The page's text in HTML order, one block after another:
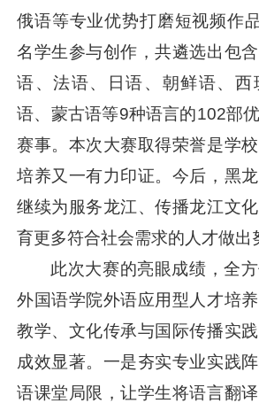
俄语等专业优势打磨短视频作
名学生参与创作，共遴选出包
语、法语、日语、朝鲜语、西
语、蒙古语等9种语言的102部
赛事。本次大赛取得荣誉是学
培养又一有力印证。今后，黑
继续为服务龙江、传播龙江文
育更多符合社会需求的人才做出
此次大赛的亮眼成绩，全
外国语学院外语应用型人才培
教学、文化传承与国际传播实
成效显著。一是夯实专业实践
语课堂局限，让学生将语言翻